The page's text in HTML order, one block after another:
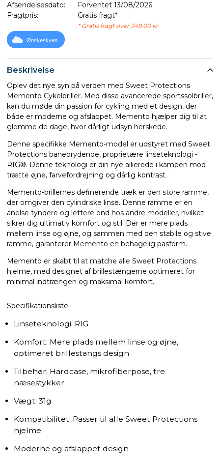
Beskrivelse
Oplev det nye syn på verden med Sweet Protections
Memento Cykelbriller. Med disse avancerede sportssolbriller,
kan du møde din passion for cykling med et design, der
både er moderne og afslappet. Memento hjælper dig til at
glemme de dage, hvor dårligt udsyn herskede.
Denne specifikke Memento-model er udstyret med Sweet
Protections banebrydende, proprietære linseteknologi -
RIG®. Denne teknologi er din nye allierede i kampen mod
trætte øjne, farvefordrejning og dårlig kontrast.
Memento-brillernes definerende træk er den store ramme,
der omgiver den cylindriske linse. Denne ramme er en
anelse tyndere og lettere end hos andre modeller, hvilket
sikrer dig ultimativ komfort og stil. Der er mere plads
mellem linse og øjne, og sammen med den stabile og stive
ramme, garanterer Memento en behagelig pasform.
Memento er skabt til at matche alle Sweet Protections
hjelme, med designet af brillestængerne optimeret for
minimal indtrængen og maksimal komfort.
Specifikationsliste:
Linseteknologi: RIG
Komfort: Mere plads mellem linse og øjne,
optimeret brillestangs design
Tilbehør: Hardcase, mikrofiberpose, tre
næsestykker
Vægt: 31g
Kompatibilitet: Passer til alle Sweet Protections
hjelme
Moderne og afslappet design
Afsendelsesdato:
Forventet 13/08/2026
Fragtpris:
Gratis fragt*
* Gratis fragt over 349,00 kr.
Ønskeskyen